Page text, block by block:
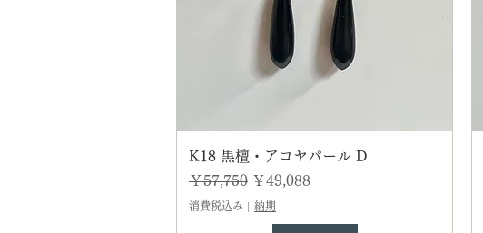
K18 黒檀・アコヤパール D
通常価格
￥57,750 セール価格
￥49,088
消費税込み | 納期